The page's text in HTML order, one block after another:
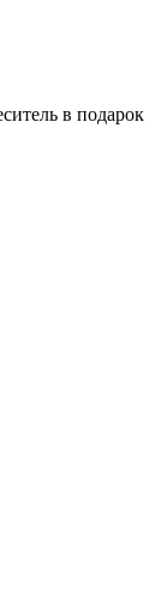
в подарок